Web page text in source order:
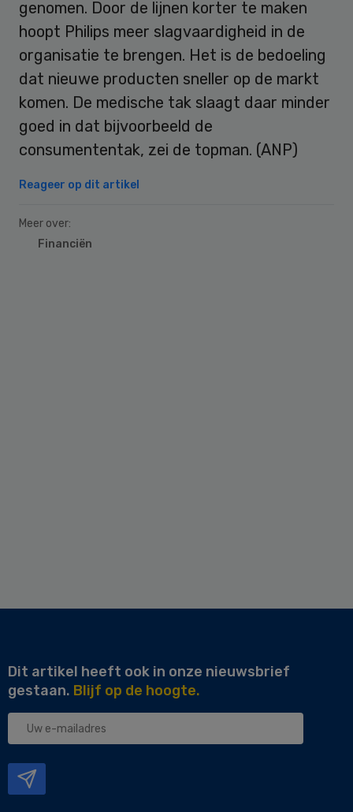
genomen. Door de lijnen korter te maken
hoopt Philips meer slagvaardigheid in de
organisatie te brengen. Het is de bedoeling
dat nieuwe producten sneller op de markt
komen. De medische tak slaagt daar minder
goed in dat bijvoorbeeld de
consumententak, zei de topman. (ANP)
Reageer op dit artikel
Meer over:
Financiën
Dit artikel heeft ook in onze nieuwsbrief
gestaan. Blijf op de hoogte.
Uw